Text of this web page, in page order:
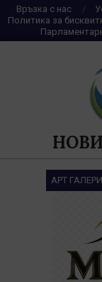
Skip
to
content
Връзка с нас
Политика за
АРТ